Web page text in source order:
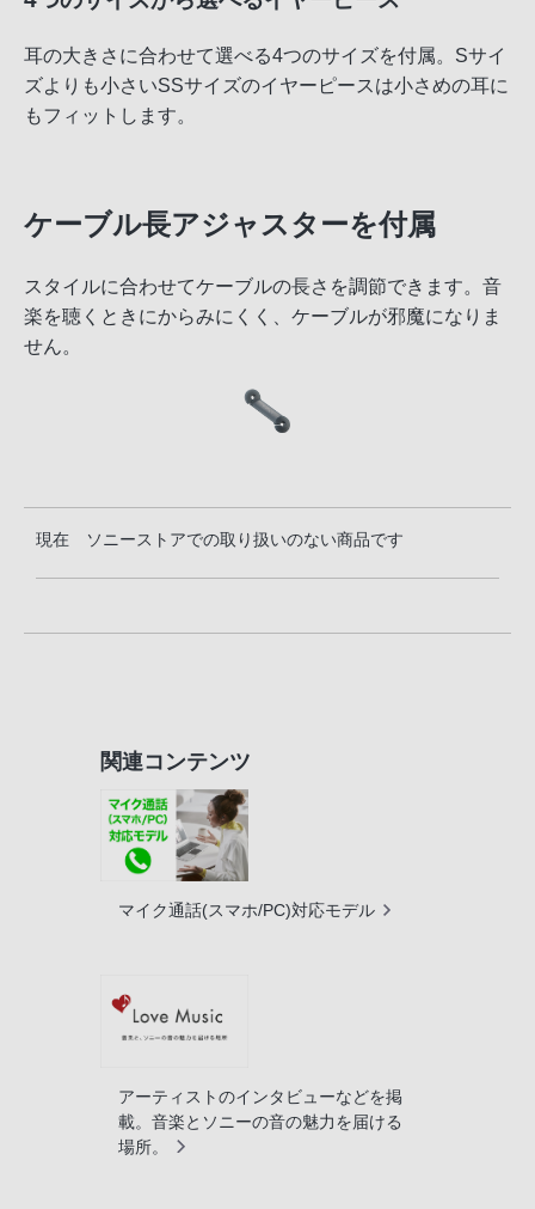
耳の大きさに合わせて選べる4つのサイズを付属。Sサイ
ズよりも小さいSSサイズのイヤーピースは小さめの耳に
もフィットします。
ケーブル長アジャスターを付属
スタイルに合わせてケーブルの長さを調節できます。音
楽を聴くときにからみにくく、ケーブルが邪魔になりま
せん。
現在 ソニーストアでの取り扱いのない商品です
関連コンテンツ
マイク通話(スマホ/PC)対応モデル
アーティストのインタビューなどを掲
載。音楽とソニーの音の魅力を届ける
場所。